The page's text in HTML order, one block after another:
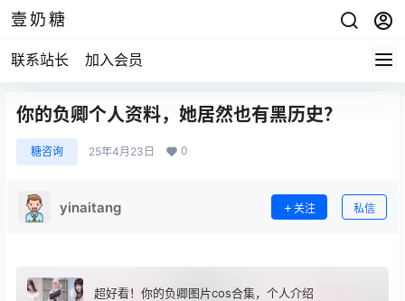
壹奶糖
联系站长 加入会员
你的负卿个人资料，她居然也有黑历史？
糖咨询 25年4月23日 0
yinaitang 关注 私信
超好看！你的负卿图片cos合集，个人介绍